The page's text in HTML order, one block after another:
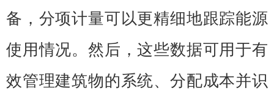
备，分项计量可以更精细地跟踪能源
使用情况。然后，这些数据可用于有
效管理建筑物的系统、分配成本并识